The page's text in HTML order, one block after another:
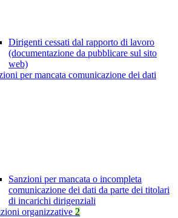
Dirigenti cessati dal rapporto di lavoro
(documentazione da pubblicare sul sito
web)
per mancata comunicazione dei dati
Sanzioni per mancata o incompleta
comunicazione dei dati da parte dei titolari
di incarichi dirigenziali
organizzative 2